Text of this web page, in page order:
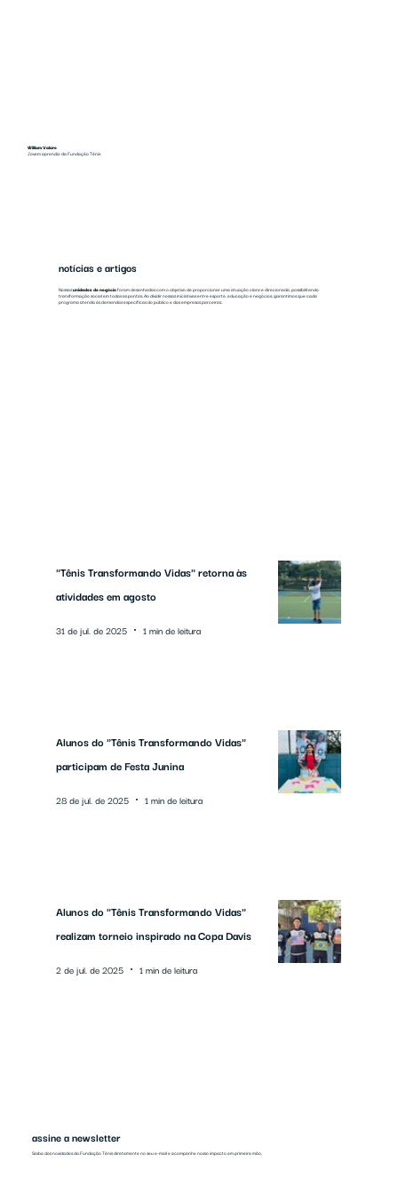
William Valare
Jovem aprendiz da Fundação Tênis
Nossasunidades de negócioforam desenhadas com o objetivo de proporcionar uma atuação clara e direcionada, possibilitando
transformação social em todas as pontas. Ao dividir nossas iniciativas entre esporte, educação e negócios, garantimos que cada
programa atenda às demandas específicas do público e das empresas parceiras.
notícias e artigos
"Tênis Transformando Vidas" retorna às
atividades em agosto
31 de jul. de 2025 1 min de leitura
Alunos do "Tênis Transformando Vidas"
participam de Festa Junina
28 de jul. de 2025 1 min de leitura
Alunos do "Tênis Transformando Vidas"
realizam torneio inspirado na Copa Davis
2 de jul. de 2025 1 min de leitura
assine a newsletter
Saiba das novidades da Fundação Tênis diretamente no seu e-mail e acompanhe nosso impacto em primeira mão.